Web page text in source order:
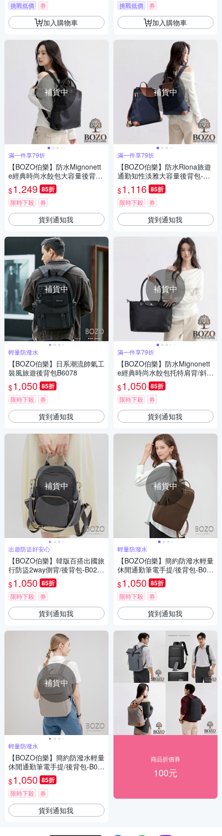
挑戰低價 券
加入購物車
補貨中
滿一件享79折
【BOZO伯樂】防水Mignonett
e經典時尚水餃包大容量後背
包-B0274(防水包 經典黑)
$1,249 85折
限時下殺 券
貨到通知我
補貨中
輕量防潑水
【BOZO伯樂】日系潮流帥氣工
裝風旅遊後背包B6078
$1,050 85折
限時下殺 券
貨到通知我
補貨中
出遊防盜好安心
【BOZO伯樂】韓版百搭出國旅
行防盜2way側背/後背包-B025
$1,050 85折
限時下殺 券
貨到通知我
補貨中
輕量防潑水
【BOZO伯樂】簡約防潑水輕量
休閒通勤筆電手提/後背包-B02
55-杏灰色
$1,050 85折
限時下殺 券
貨到通知我
挑戰低價 券
加入購物車
補貨中
滿一件享79折
【BOZO伯樂】防水Riona旅遊
通勤知性淡雅大容量後背包-B0
273(防水包 海軍藍)
$1,116 85折
限時下殺 券
貨到通知我
補貨中
滿一件享79折
【BOZO伯樂】防水Mignonett
e經典時尚水餃包托特肩背/斜背
包-B0269(防水包 經典黑)
$1,050 85折
限時下殺 券
貨到通知我
補貨中
輕量防潑水
【BOZO伯樂】簡約防潑水輕量
休閒通勤筆電手提/後背包-B02
55-咖啡色
$1,050 85折
限時下殺 券
貨到通知我
商品折價券
100元